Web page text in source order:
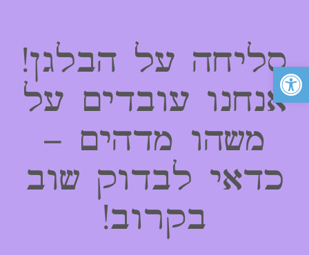
פתח סרגל נגישות
סליחה על הבלגן!
אנחנו עובדים על
משהו מדהים –
כדאי לבדוק שוב
בקרוב!